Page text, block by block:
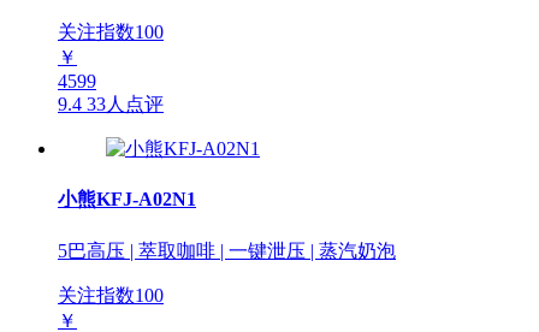
关注指数100
￥
4599
9.4 33人点评
小熊KFJ-A02N1
5巴高压 | 萃取咖啡 | 一键泄压 | 蒸汽奶泡
关注指数100
￥